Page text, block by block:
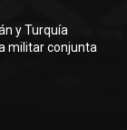
y Turquía
militar conjunta